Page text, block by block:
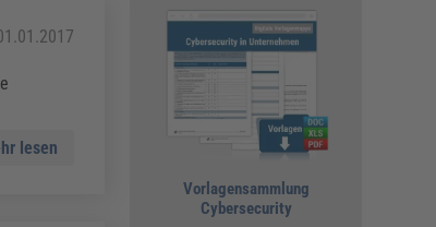
& Haustechnik
& Arbeitshilfen
(AKADEMIE HERKERT)
lesen
Vorlagensammlung
Cybersecurity